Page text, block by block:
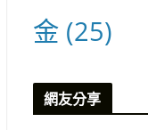
金 (25)
網友分享